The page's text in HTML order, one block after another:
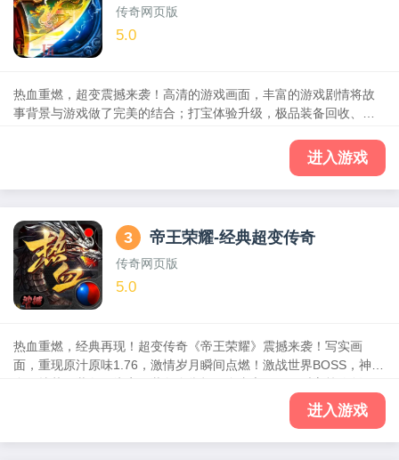
传奇网页版
5.0
热血重燃，超变震撼来袭！高清的游戏画面，丰富的游戏剧情将故
事背景与游戏做了完美的结合；打宝体验升级，极品装备回收、英
可以通过套装收集、光翼幻化、神戒锻造、帮会攻城等玩法提升自
身实力。挂机一整晚，装备自动回收，元宝金币暴涨。野外屠
boss，战士走位，法师火墙，道士放狗，经典场景重现。快喊上以
进入游戏
3 帝王荣耀-经典超变传奇
传奇网页版
5.0
热血重燃，经典再现！超变传奇《帝王荣耀》震撼来袭！写实画
面，重现原汁原味1.76，激情岁月瞬间点燃！激战世界BOSS，神装
造！万人攻城战，烽烟四起，沙场杀敌！ 斩龙遮天，只为PK而生！
玛法大陆风云在线，你还在等什么！游戏中还有海量玩法、刀刀暴
击、烈焰PK、比奇夜战、沙城争霸，再续王者经典！各种炫酷套
进入游戏